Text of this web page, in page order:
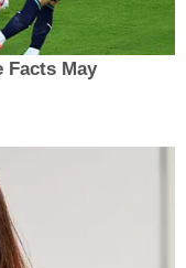
Facts May